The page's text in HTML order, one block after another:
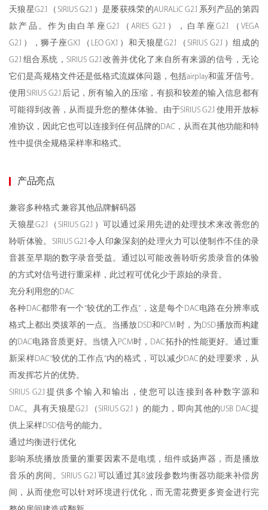
天狼星G2.1（SIRIUS G2.1）是屡获殊荣的AURALiC G2.1系列产品的第四
款产品。作为由白羊座G2.1（ARIES G2.1），白羊座G2.1（VEGA
G2.1），狮子座GX.1（LEO GX.1）和天狼星G2.1（SIRIUS G2.1）组成的
G2.1组合系统，SIRIUS G2.1改善并优化了来自所有来源的信号，无论
它们是高规格文件还是低格式流媒体问题，包括airplay和蓝牙信号。
使用SIRIUS G2.1后记，所有输入的压缩，有损和较差的输入信息都有
可能得到改善，从而提升您的整体体验。由于SIRIUS G2.1使用开放标
准协议，因此它也可以连接到任何品牌的DAC，从而在其他功能和特
性中提供全规格采样率和格式。
产品亮点
兼容多种格式 兼容其他品牌解码器
天狼星G2.1（SIRIUS G2.1）可以通过采用先进的处理技术来改善您的
聆听体验。SIRIUS G2.1令人印象深刻的处理火力可以使制作不佳的录
音甚至早期的数字录音受益。通过以可能改善聆听劣质录音的体验
的方式对信号进行重采样，此过程可优化少于原始的录音。
充分利用您的DAC
各种DAC都带有一个“较优的工作点”，这是每个DAC电路在分辨率或
格式上都出类拔萃的一点。当播放DSD和PCM时，为DSD播放而构建
的DAC电路音质更好。当馈入PCM时，DAC拓扑的性能更好。通过重
新采样DAC“较优的工作点”内的格式，可以减少DAC的处理要求，从
而发挥芯片的优势。
SIRIUS G2.1提供多个输入和输出，使您可以连接到各种数字源和
DAC。具有天狼星G2.1（SIRIUS G2.1）的能力，即向其他的USB DAC提
供上采样DSD信号的能力。
通过均衡进行优化
影响系统播放质量的重要因素不是电缆，组件或扬声器，而是播放
音乐的房间。SIRIUS G2.1可以通过其8波段参数均衡器功能来补偿房
间，从而使您可以针对环境进行优化，而无需花费更多资金进行完